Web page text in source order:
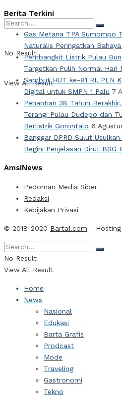
No Result
View All Result
Berita Terkini
Gas Metana TPA Sumompo
Naturalis Peringatkan
Pembangkit Listrik Pulau
Targetkan Pulih Normal Hari
Sambut HUT ke-81 RI, PLN
Digital untuk SMPN 1 Palu 7
Penantian 38 Tahun
Terangi Pulau Dudepo dan
Berlistrik Gorontalo 6
Banggar DPRD Sulut
Begini Penjelasan Dirut BSG
AmsiNews
Pedoman Media Siber
Redaksi
Kebijakan Privasi
© 2018-2020 Barta1.com -
No Result
View All Result
Home
News
Nasional
Edukasi
Barta Grafis
Prodcast
Mode
Traveling
Gastronomi
Tekno